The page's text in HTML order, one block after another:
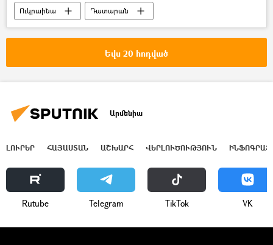
Ուկրաինա
Դատարան
Ռուսաստան
կալանավորել
Եվս 20 հոդված
Արմենիա
ԼՈՒՐԵՐ ՀԱՅԱՍՏԱՆ ԱՇԽԱՐՀ ՎԵՐԼՈՒԾՈՒԹՅՈՒՆ
Rutube Telegram ТikТоk VK